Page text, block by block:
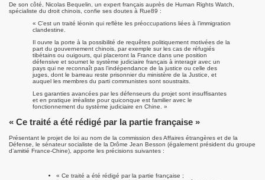
De son côté, Nicolas Bequelin, un expert français auprès de Human Rights Watch,
spécialiste du droit chinois, confie ses doutes à Rue89 :
« C’est un traité léonin qui reflète les préoccupations liées à l’immigration
clandestine.
Il ouvre la porte à la possibilité de requêtes politiquement motivées de la
part du gouvernement chinois, par exemple sur les cas de réfugiés
tibétains ou ouigours, qui placeront la France dans une position
défensive et soumet le système judiciaire français à interagir avec un
pays qui ne reconnaît pas l’indépendance de la justice ou celle des
juges, dont le barreau reste prisonnier du ministère de la Justice, et
auquel les membres du parti communistes sont soustraits.
Les garanties avancées par les défenseurs du projet sont insuffisantes
et en pratique irréaliste pour quiconque est familier avec le
fonctionnement du système judiciaire en Chine. »
« Ce traité a été rédigé par la partie française »
Présentant le projet de loi au nom de la commission des Affaires étrangères et de la
Défense, le sénateur socialiste de la Drôme Jean Besson (également président du groupe
d’amitié France-Chine), apporte les précisions suivantes :
« Ce traité a été rédigé par la partie française ;
Drolma avec S.S. Dalaï Lama.